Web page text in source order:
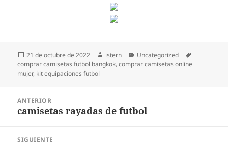
Publicado
el
21 de octubre de 2022 Autor
istern Categorías
Uncategorized
comprar camisetas futbol bangkok,comprar camisetas online
mujer, kit equipaciones futbol
entradas
ANTERIOR
Entrada
camisetas rayadas de futbol
SIGUIENTE